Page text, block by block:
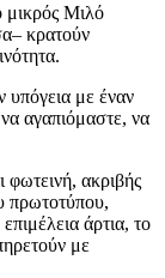
μικρός Μιλό
κρατούν
υπόγεια με έναν
αγαπιόμαστε, να
φωτεινή, ακριβής
πρωτοτύπου,
άρτια, το
με